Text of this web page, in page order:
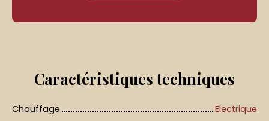
Caractéristiques techniques
Chauffage
Electrique